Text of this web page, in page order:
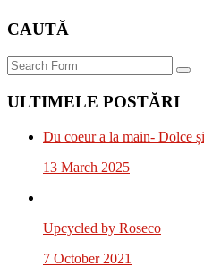
CAUTĂ
ULTIMELE POSTĂRI
Du coeur a la main- Dolce
13 March 2025
Upcycled by Roseco
7 October 2021